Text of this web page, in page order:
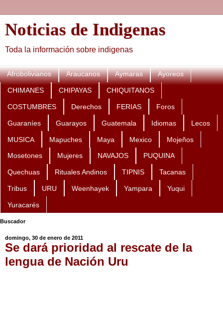
Noticias de Indigenas
Toda la información sobre indigenas
Afrobolivianos Araucanos Aymaras Ayoreos
CHIMANES CHIPAYAS CHIQUITANOS
COSTUMBRES Derechos FERIAS Foros
Guaraníes Guarayos Guatemala Idiomas Lecos
MUSICA Mapuches Maya Mexico Mojeños
Mosetones Mujeres NAVAJOS PUQUINA
Quechuas Rituales Andinos TIPNIS Tacanas
Tribus URU Weenhayek Yampara Yuqui
Yuracarés
Buscador
domingo, 30 de enero de 2011
Se dará prioridad al rescate de la
lengua de Nación Uru